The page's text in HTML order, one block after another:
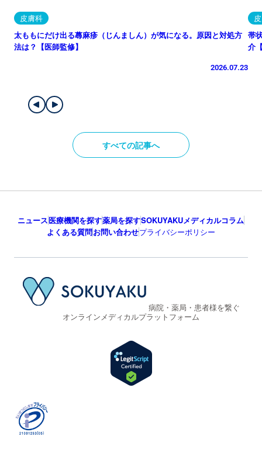
皮膚科
太ももにだけ出る蕁麻疹（じんましん）が気になる。原因と対処方
法は？【医師監修】
2026.07.23
帯
介
すべての記事へ
ニュース医療機関を探す薬局を探すSOKUYAKUメディカルコラム
よくある質問お問い合わせプライバシーポリシー
病院・薬局・患者様を繋ぐ
オンラインメディカルプラットフォーム